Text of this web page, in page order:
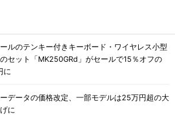
ルのテンキー付きキーボード・ワイヤレス小型
セット「MK250GRd」がセールで15％オフの
に
データの価格改定、一部モデルは25万円超の大
に